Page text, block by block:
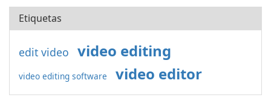
Etiquetas
edit video video editing
video editing software video editor